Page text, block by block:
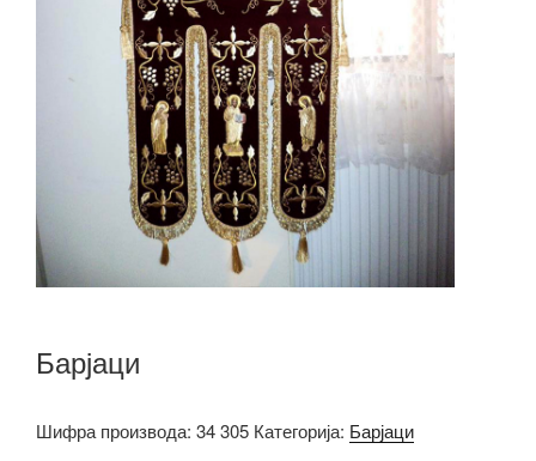
Барјаци
Шифра производа: 34 305 Категорија: Барјаци